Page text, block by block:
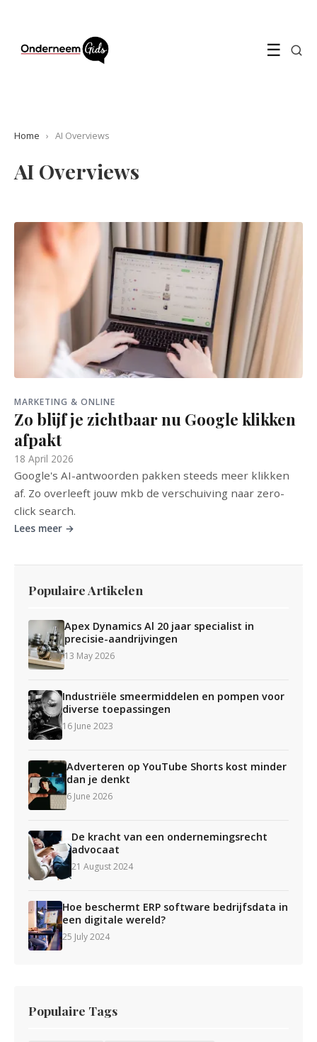
☰
Home › AI Overviews
AI Overviews
MARKETING & ONLINE
Zo blijf je zichtbaar nu Google klikken
afpakt
18 April 2026
Google's AI-antwoorden pakken steeds meer klikken
af. Zo overleeft jouw mkb de verschuiving naar zero-
click search.
Lees meer →
Populaire Artikelen
Apex Dynamics Al 20 jaar specialist in
precisie-aandrijvingen
13 May 2026
Industriële smeermiddelen en pompen voor
diverse toepassingen
16 June 2023
Adverteren op YouTube Shorts kost minder
dan je denkt
6 June 2026
De kracht van een ondernemingsrecht
advocaat
21 August 2024
Hoe beschermt ERP software bedrijfsdata in
een digitale wereld?
25 July 2024
Populaire Tags